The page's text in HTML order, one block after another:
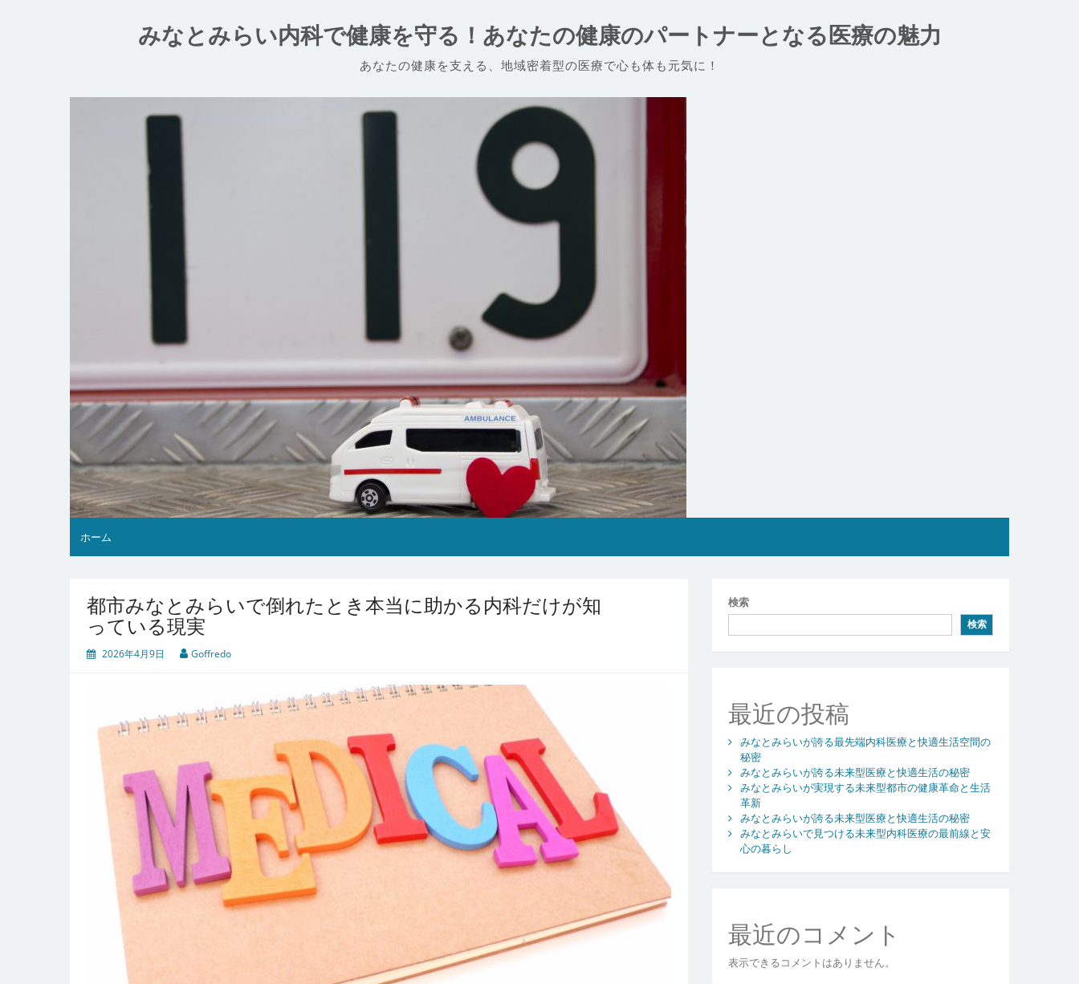
みなとみらい内科で健康を守る！あなたの健康のパートナーとなる医療の魅力
あなたの健康を支える、地域密着型の医療で心も体も元気に！
ホーム
都市みなとみらいで倒れたとき本当に助かる内科だけが知
っている現実
2026年4月9日 Goffredo
検索
検索
最近の投稿
みなとみらいが誇る最先端内科医療と快適生活空間の
秘密
みなとみらいが誇る未来型医療と快適生活の秘密
みなとみらいが実現する未来型都市の健康革命と生活
革新
みなとみらいが誇る未来型医療と快適生活の秘密
みなとみらいで見つける未来型内科医療の最前線と安
心の暮らし
最近のコメント
表示できるコメントはありません。